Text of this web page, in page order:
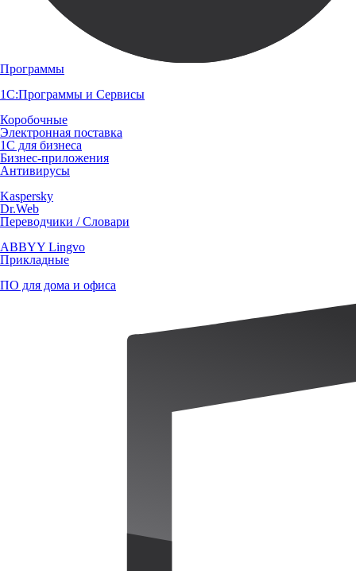
Программы
1С:Программы и Сервисы
Коробочные
Электронная поставка
1С для бизнеса
Бизнес-приложения
Антивирусы
Kaspersky
Dr.Web
Переводчики / Словари
ABBYY Lingvo
Прикладные
ПО для дома и офиса